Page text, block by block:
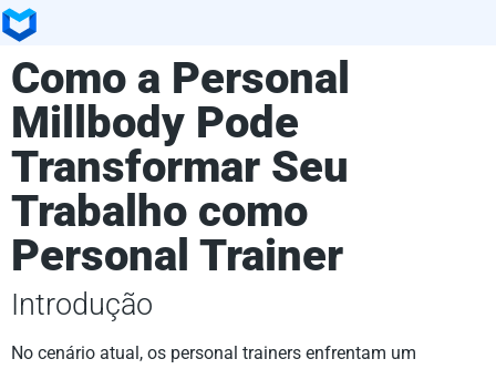
Como a Personal
Millbody Pode
Transformar Seu
Trabalho como
Personal Trainer
Introdução
No cenário atual, os personal trainers enfrentam um